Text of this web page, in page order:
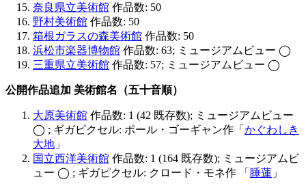
奈良県立美術館 作品数: 50
野村美術館 作品数: 50
箱根ガラスの森美術館 作品数: 50
浜松市楽器博物館 作品数: 63; ミュージアムビュー ◯
三重県立美術館 作品数: 57; ミュージアムビュー ◯
公開作品追加 美術館名（五十音順）
大原美術館 作品数: 1 (42 既存数); ミュージアムビュー
◯ ; ギガピクセル: ポール・ゴーギャン作「 かぐわしき
大地 」
国立西洋美術館 作品数: 1 (164 既存数); ミュージアムビ
ュー ◯ ; ギガピクセル: クロード・モネ作 「 睡蓮 」